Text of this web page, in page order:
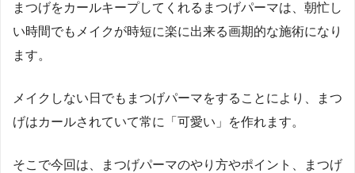
まつげをカールキープしてくれるまつげパーマは、朝忙し
い時間でもメイクが時短に楽に出来る画期的な施術になり
ます。
メイクしない日でもまつげパーマをすることにより、まつ
げはカールされていて常に「可愛い」を作れます。
そこで今回は、まつげパーマのやり方やポイント、まつげ